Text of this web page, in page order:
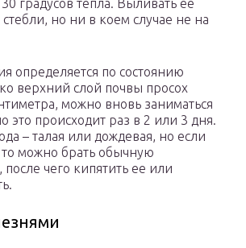
градусов тепла. Выливать ее
но ни в коем случае не на
определяется по состоянию
верхний слой почвы просох
можно вновь заниматься
это происходит раз в 2 или 3 дня.
– талая или дождевая, но если
то можно брать обычную
чего кипятить ее или